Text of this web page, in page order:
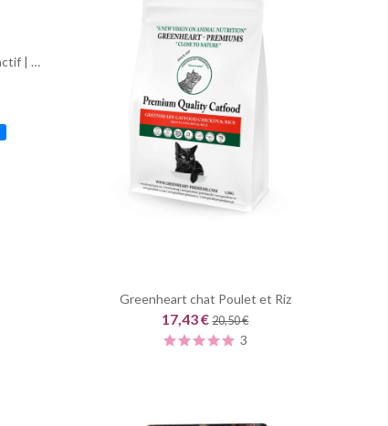
Croquettes chien sensible actif | PRO TEAM Sensible 3900
Greenheart chat Poulet et Riz
17,43 €20,50 €
3